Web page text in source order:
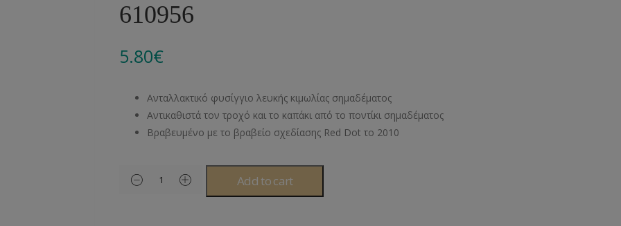
Διάφορες Τρέσες
Στρας
Μεταλλικά
Άλλα Υλικά Ντυτές Ζώνες
610956
5.80€
Ανταλλακτικό φυσίγγιο λευκής κιμωλίας σημαδέματος
Αντικαθιστά τον τροχό και το καπάκι από το ποντίκι σημαδέματος
Βραβευμένο με το βραβείο σχεδίασης Red Dot το 2010
Add to cart